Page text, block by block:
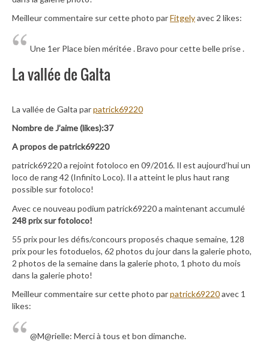
Meilleur commentaire sur cette photo parFitgelyavec 2 likes:
Une 1er Place bien méritée . Bravo pour cette belle prise .
La vallée de Galta
La vallée de Galta parpatrick69220
Nombre de J’aime (likes):37
A propos de patrick69220
patrick69220 a rejoint fotoloco en 09/2016. Il est aujourd’hui un
loco de rang 42 (Infinito Loco). Il a atteint le plus haut rang
possible sur fotoloco!
Avec ce nouveau podium patrick69220 a maintenant accumulé
248 prix sur fotoloco!
55 prix pour les défis/concours proposés chaque semaine, 128
prix pour les fotoduelos, 62 photos du jour dans la galerie photo,
2 photos de la semaine dans la galerie photo, 1 photo du mois
dans la galerie photo!
Meilleur commentaire sur cette photo parpatrick69220avec 1
likes:
@M@rielle: Merci à tous et bon dimanche.